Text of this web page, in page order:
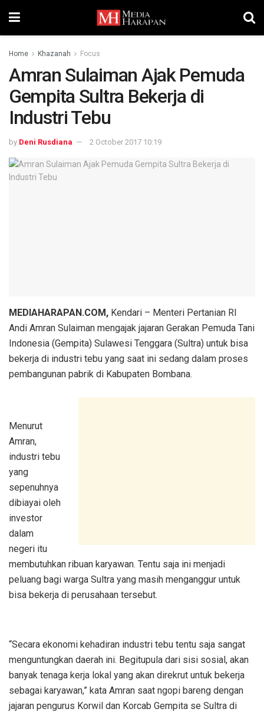
Home Khazanah Focus
Amran Sulaiman Ajak Pemuda
Gempita Sultra Bekerja di
Industri Tebu
by Deni Rusdiana 2 October 2017 10:19
MEDIAHARAPAN.COM, Kendari – Menteri Pertanian RI
Andi Amran Sulaiman mengajak jajaran Gerakan Pemuda Tani
Indonesia (Gempita) Sulawesi Tenggara (Sultra) untuk bisa
bekerja di industri tebu yang saat ini sedang dalam proses
pembangunan pabrik di Kabupaten Bombana.
Menurut
Amran,
industri tebu
yang
sepenuhnya
dibiayai oleh
investor
dalam
negeri itu
membutuhkan ribuan karyawan. Tentu saja ini menjadi
peluang bagi warga Sultra yang masih menganggur untuk
bisa bekerja di perusahaan tersebut.
“Secara ekonomi kehadiran industri tebu tentu saja sangat
menguntungkan daerah ini. Begitupula dari sisi sosial, akan
banyak tenaga kerja lokal yang akan direkrut untuk bekerja
sebagai karyawan,” kata Amran saat ngopi bareng dengan
jajaran pengurus Korwil dan Korcab Gempita se Sultra di